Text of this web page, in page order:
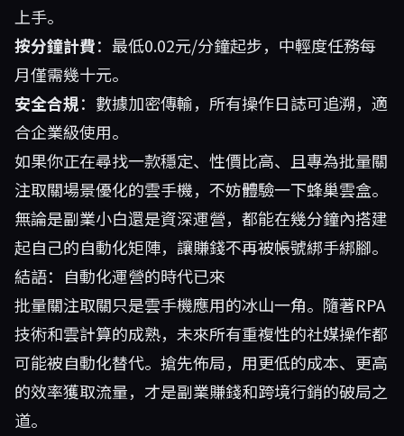
上手。
按分鐘計費：最低0.02元/分鐘起步，中輕度任務每
月僅需幾十元。
安全合規：數據加密傳輸，所有操作日誌可追溯，適
合企業級使用。
如果你正在尋找一款穩定、性價比高、且專為批量關
注取關場景優化的雲手機，不妨體驗一下蜂巢雲盒。
無論是副業小白還是資深運營，都能在幾分鐘內搭建
起自己的自動化矩陣，讓賺錢不再被帳號綁手綁腳。
結語：自動化運營的時代已來
批量關注取關只是雲手機應用的冰山一角。隨著RPA
技術和雲計算的成熟，未來所有重複性的社媒操作都
可能被自動化替代。搶先佈局，用更低的成本、更高
的效率獲取流量，才是副業賺錢和跨境行銷的破局之
道。